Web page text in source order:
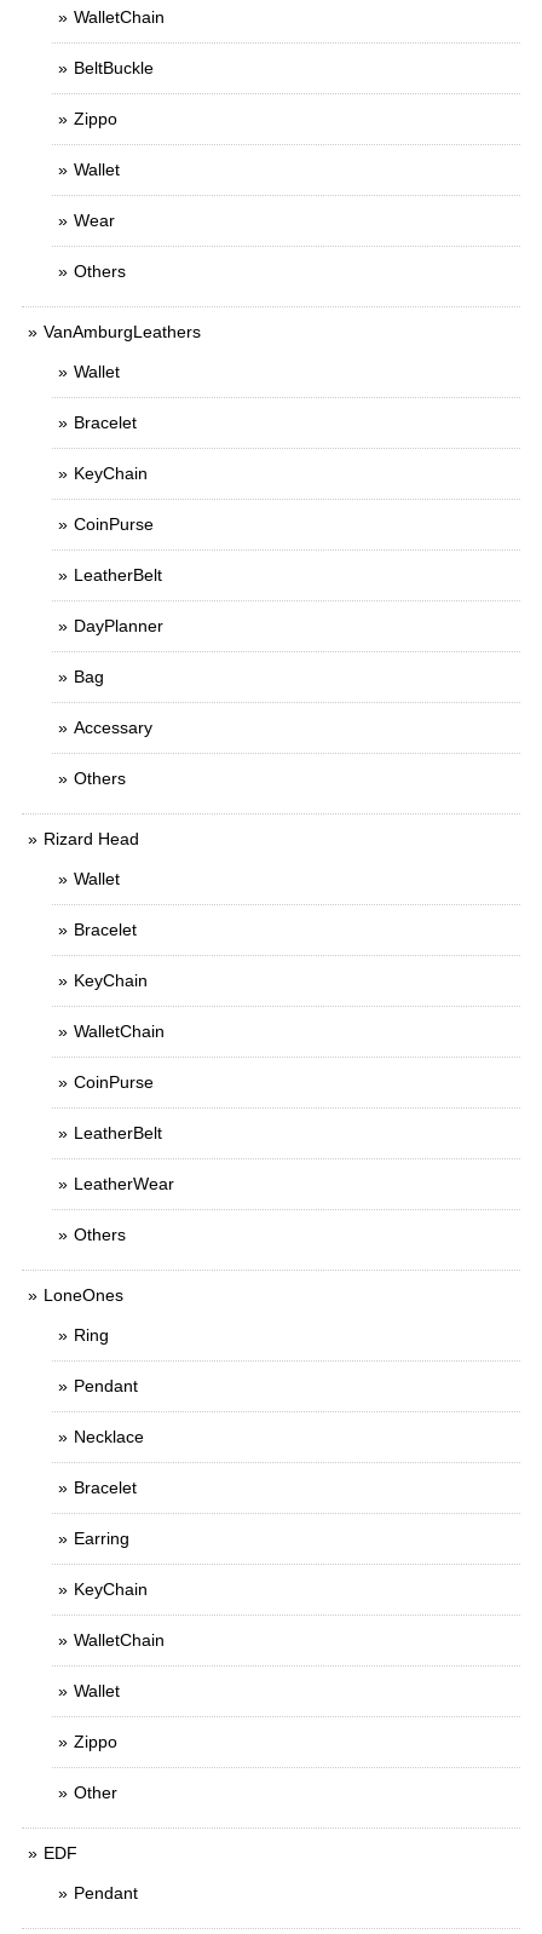
WalletChain
BeltBuckle
Zippo
Wallet
Wear
Others
VanAmburgLeathers
Wallet
Bracelet
KeyChain
CoinPurse
LeatherBelt
DayPlanner
Bag
Accessary
Others
Rizard Head
Wallet
Bracelet
KeyChain
WalletChain
CoinPurse
LeatherBelt
LeatherWear
Others
LoneOnes
Ring
Pendant
Necklace
Bracelet
Earring
KeyChain
WalletChain
Wallet
Zippo
Other
EDF
Pendant